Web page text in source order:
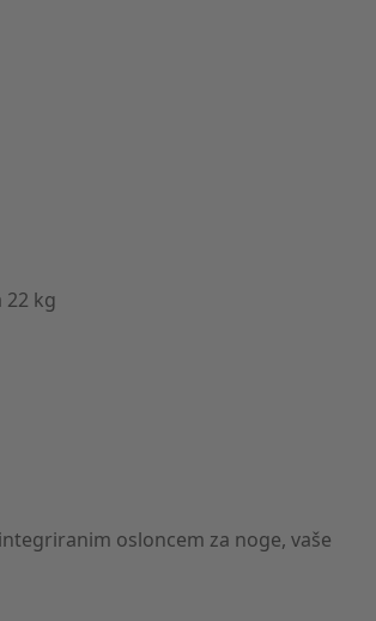
22 kg
osloncem za noge, vaše